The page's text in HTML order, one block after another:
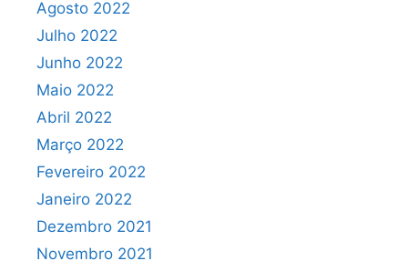
Agosto 2022
Julho 2022
Junho 2022
Maio 2022
Abril 2022
Março 2022
Fevereiro 2022
Janeiro 2022
Dezembro 2021
Novembro 2021